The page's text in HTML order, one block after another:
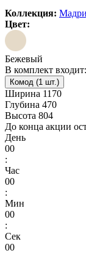
Коллекция:
Цвет:
Бежевый
В комплект входит:
Комод (1 шт.)
Ширина 1170
Глубина 470
Высота 804
До конца акции
День
00
:
Час
00
:
Мин
00
:
Сек
00